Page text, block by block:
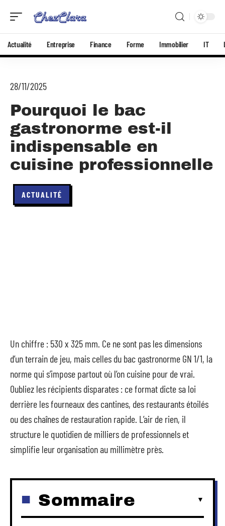
Actualité Entreprise Finance Forme Immobilier IT
28/11/2025
Pourquoi le bac
gastronorme est-il
indispensable en
cuisine professionnelle
ACTUALITÉ
Un chiffre : 530 x 325 mm. Ce ne sont pas les dimensions
d’un terrain de jeu, mais celles du bac gastronorme GN 1/1, la
norme qui s’impose partout où l’on cuisine pour de vrai.
Oubliez les récipients disparates : ce format dicte sa loi
derrière les fourneaux des cantines, des restaurants étoilés
ou des chaînes de restauration rapide. L’air de rien, il
structure le quotidien de milliers de professionnels et
simplifie leur organisation au millimètre près.
Sommaire